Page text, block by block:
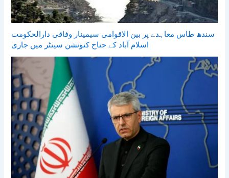
سندھ طاس معاہدے پر بین الاقوامی سیمینار وفاقی دارالحکومت
اسلام آباد کے جناح کنونشن سینٹر میں جاری